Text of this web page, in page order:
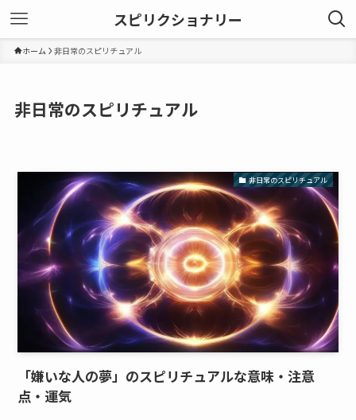
スピリクショナリー
ホーム 非日常のスピリチュアル
非日常のスピリチュアル
非日常のスピリチュアル
「嫌いな人の夢」のスピリチュアルな意味・注意
点・運気